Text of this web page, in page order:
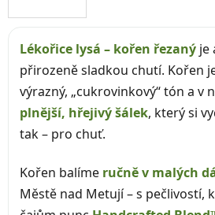
Lékořice lysá – kořen řezaný je
přirozeně sladkou chutí. Kořen
výrazný, „cukrovinkový“ tón a v
plnější, hřejivý šálek, který si
tak – pro chuť.
Kořen balíme ručně v malých
Městě nad Metují – s pečlivostí,